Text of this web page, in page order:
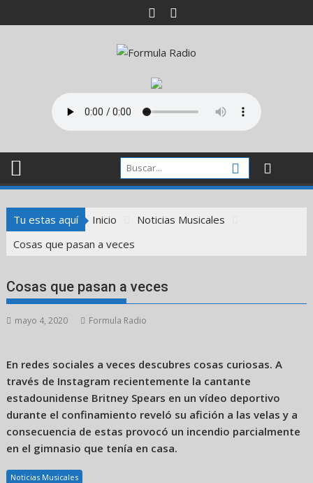
al
Tu estas aquí Inicio
Noticias Musicales
Cosas que pasan a veces
Cosas que pasan a veces
mayo 4, 2020 Formula Radio
En redes sociales a veces descubres cosas curiosas. A
través de Instagram recientemente la cantante
estadounidense Britney Spears en un vídeo deportivo
durante el confinamiento reveló su afición a las velas y a
consecuencia de estas provocó un incendio parcialmente
en el gimnasio que tenía en casa.
Noticias Musicales